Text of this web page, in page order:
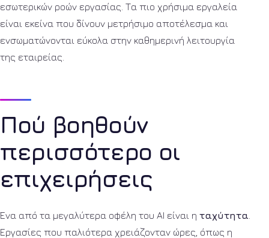
εσωτερικών ροών εργασίας. Τα πιο χρήσιμα εργαλεία
είναι εκείνα που δίνουν μετρήσιμο αποτέλεσμα και
ενσωματώνονται εύκολα στην καθημερινή λειτουργία
της εταιρείας.
Πού βοηθούν
περισσότερο οι
επιχειρήσεις
Ένα από τα μεγαλύτερα οφέλη του AI είναι η ταχύτητα
Εργασίες που παλιότερα χρειάζονταν ώρες, όπως η